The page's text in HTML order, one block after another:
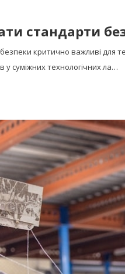
стандарти
критично важливі для
у суміжних технологічних ла…